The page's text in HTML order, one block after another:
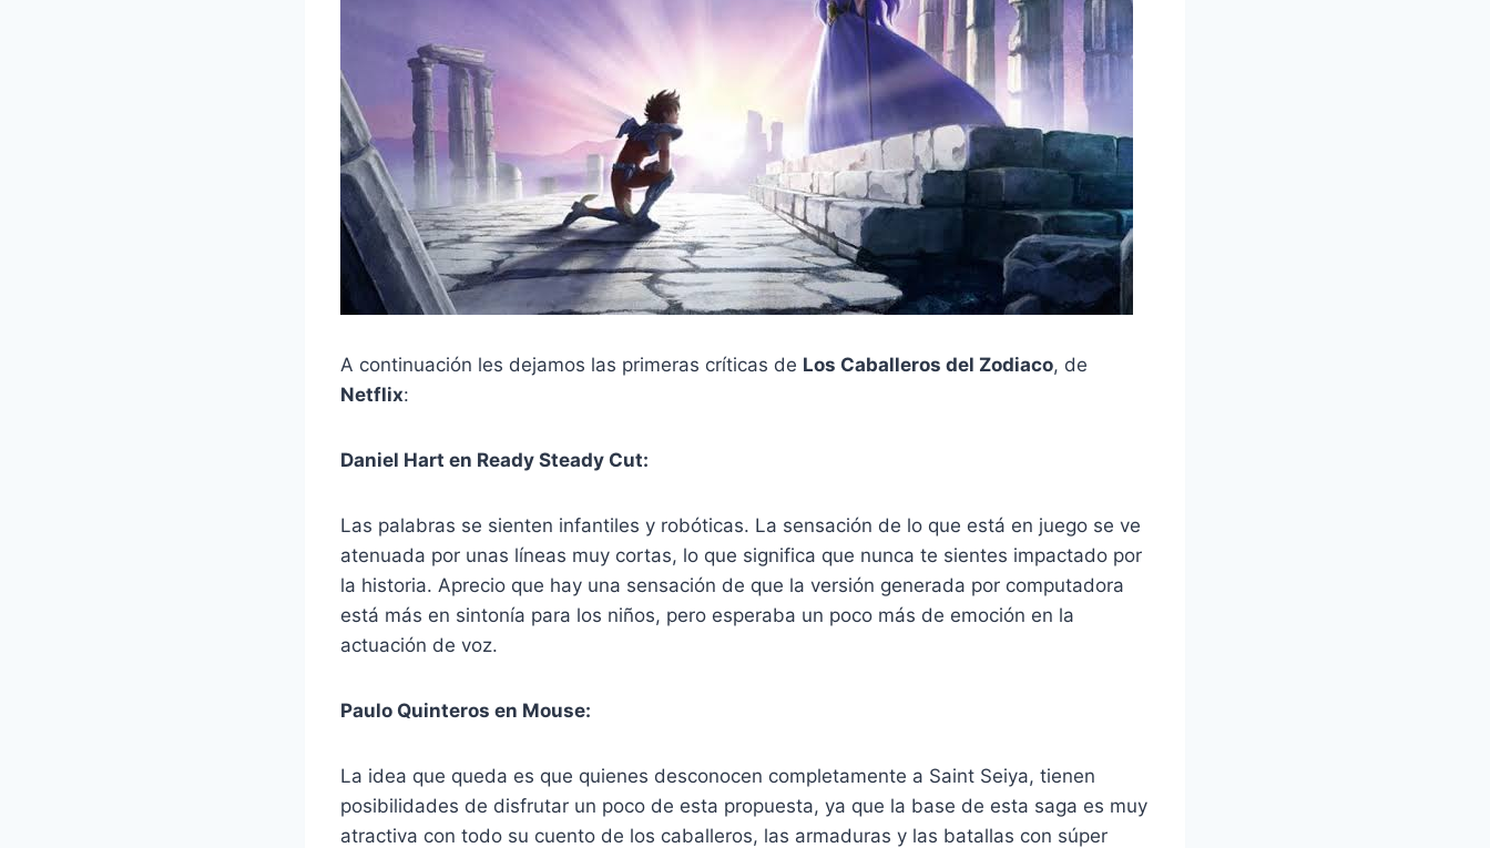
A continuación les dejamos las primeras críticas de Los Caballeros del Zodiaco, de
Netflix:
Daniel Hart en Ready Steady Cut:
Las palabras se sienten infantiles y robóticas. La sensación de lo que está en juego se ve
atenuada por unas líneas muy cortas, lo que significa que nunca te sientes impactado por
la historia. Aprecio que hay una sensación de que la versión generada por computadora
está más en sintonía para los niños, pero esperaba un poco más de emoción en la
actuación de voz.
Paulo Quinteros en Mouse:
La idea que queda es que quienes desconocen completamente a Saint Seiya, tienen
posibilidades de disfrutar un poco de esta propuesta, ya que la base de esta saga es muy
atractiva con todo su cuento de los caballeros, las armaduras y las batallas con súper